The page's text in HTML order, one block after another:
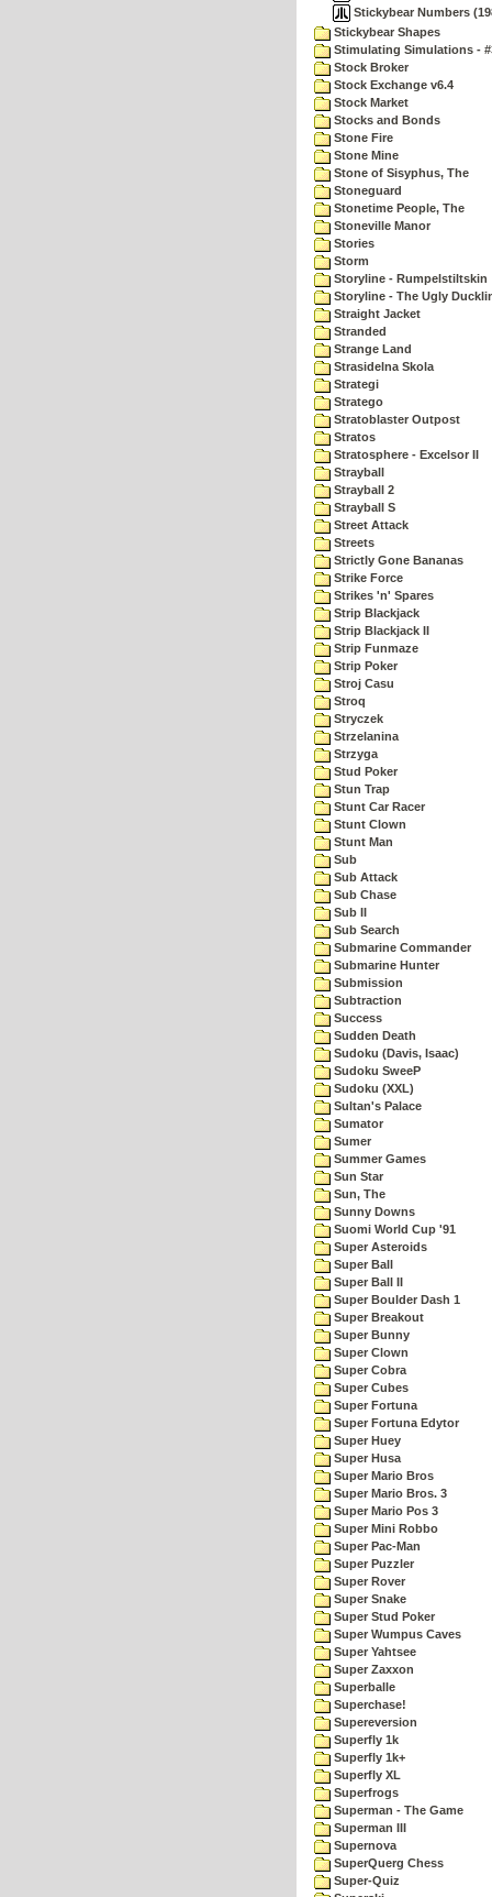
Stickybear Numbers
Stickybear Shapes
Stimulating Simulations -
Stock Broker
Stock Exchange v6.4
Stock Market
Stocks and Bonds
Stone Fire
Stone Mine
Stone of Sisyphus, The
Stoneguard
Stonetime People, The
Stoneville Manor
Stories
Storm
Storyline - Rumpelstiltskin
Storyline - The Ugly
Straight Jacket
Stranded
Strange Land
Strasidelna Skola
Strategi
Stratego
Stratoblaster Outpost
Stratos
Stratosphere - Excelsor II
Strayball
Strayball 2
Strayball S
Street Attack
Streets
Strictly Gone Bananas
Strike Force
Strikes 'n' Spares
Strip Blackjack
Strip Blackjack II
Strip Funmaze
Strip Poker
Stroj Casu
Stroq
Stryczek
Strzelanina
Strzyga
Stud Poker
Stun Trap
Stunt Car Racer
Stunt Clown
Stunt Man
Sub
Sub Attack
Sub Chase
Sub II
Sub Search
Submarine Commander
Submarine Hunter
Submission
Subtraction
Success
Sudden Death
Sudoku (Davis, Isaac)
Sudoku SweeP
Sudoku (XXL)
Sultan's Palace
Sumator
Sumer
Summer Games
Sun Star
Sun, The
Sunny Downs
Suomi World Cup '91
Super Asteroids
Super Ball
Super Ball II
Super Boulder Dash 1
Super Breakout
Super Bunny
Super Clown
Super Cobra
Super Cubes
Super Fortuna
Super Fortuna Edytor
Super Huey
Super Husa
Super Mario Bros
Super Mario Bros. 3
Super Mario Pos 3
Super Mini Robbo
Super Pac-Man
Super Puzzler
Super Rover
Super Snake
Super Stud Poker
Super Wumpus Caves
Super Yahtsee
Super Zaxxon
Superballe
Superchase!
Supereversion
Superfly 1k
Superfly 1k+
Superfly XL
Superfrogs
Superman - The Game
Superman III
Supernova
SuperQuerg Chess
Super-Quiz